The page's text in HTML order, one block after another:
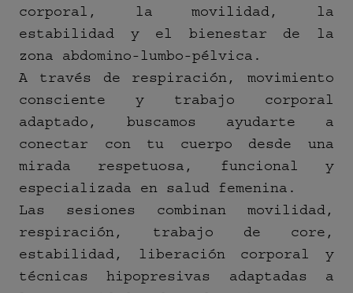
corporal, la movilidad, la
estabilidad y el bienestar de la
zona abdomino-lumbo-pélvica.
A través de respiración, movimiento
consciente y trabajo corporal
adaptado, buscamos ayudarte a
conectar con tu cuerpo desde una
mirada respetuosa, funcional y
especializada en salud femenina.
Las sesiones combinan movilidad,
respiración, trabajo de core,
estabilidad, liberación corporal y
técnicas hipopresivas adaptadas a